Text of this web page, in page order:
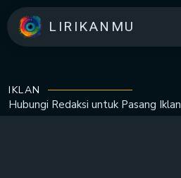
LIRIKANMU
IKLAN
Hubungi Redaksi untuk Pasang Iklan